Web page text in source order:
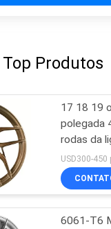
Top Produtos
17 18 19
polegada
rodas da
USD300-450
6061-T6